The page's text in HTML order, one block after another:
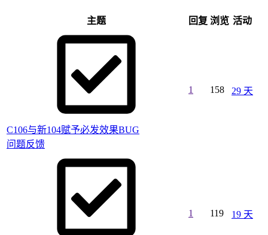
主题 回复 浏览 活动
C106与新104赋予必发效果BUG
问题反馈
1 158 29 天
1 119 19 天